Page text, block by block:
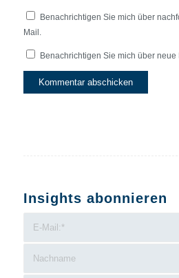
Benachrichtigen Sie mich über
Mail.
Benachrichtigen Sie mich über neue
Insights abonnieren